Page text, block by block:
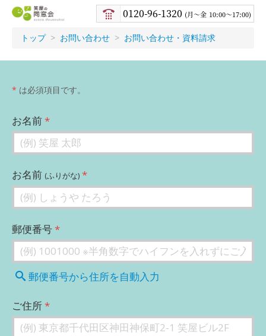
笑屋
の同
窓会
0120-96-1320 月〜金 10:00～17:00
トップ お問い合わせ お問い合わせ・資料請求
* は必須項目です。
お名前
お名前 (ふりがな)
郵便番号
郵便番号から住所を自動入力
ご住所